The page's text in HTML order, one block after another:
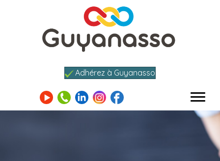
Adhérez à Guyanasso